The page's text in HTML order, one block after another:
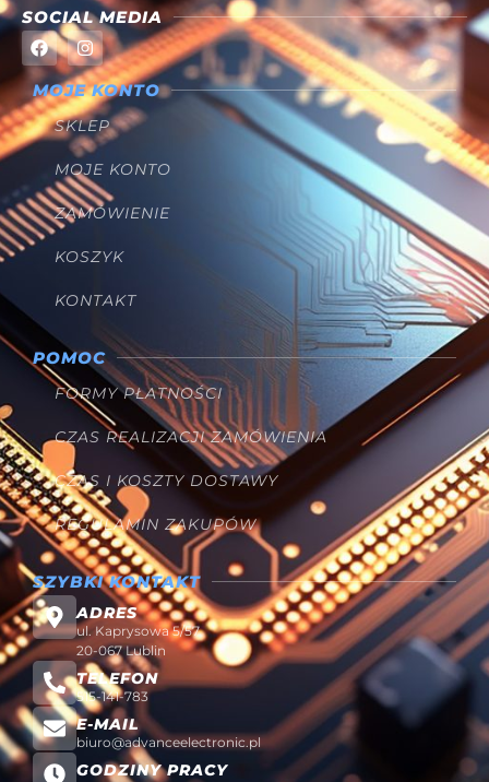
SOCIAL MEDIA
MOJE KONTO
SKLEP
MOJE KONTO
ZAMÓWIENIE
KOSZYK
KONTAKT
POMOC
FORMY PŁATNOŚCI
CZAS REALIZACJI ZAMÓWIENIA
CZAS I KOSZTY DOSTAWY
REGULAMIN ZAKUPÓW
SZYBKI KONTAKT
ADRES
ul. Kaprysowa 5/57
20-067 Lublin
TELEFON
515-141-783
E-MAIL
biuro@advanceelectronic.pl
GODZINY PRACY